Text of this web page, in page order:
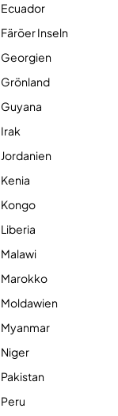
Ecuador
Färöer Inseln
Georgien
Grönland
Guyana
Irak
Jordanien
Kenia
Kongo
Liberia
Malawi
Marokko
Moldawien
Myanmar
Niger
Pakistan
Peru